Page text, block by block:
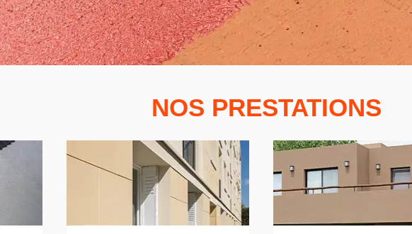
NOS PRESTATIONS